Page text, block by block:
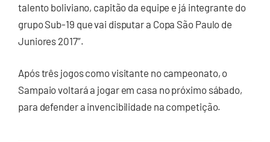
talento boliviano, capitão da equipe e já integrante do
grupo Sub-19 que vai disputar a Copa São Paulo de
Juniores 2017”.
Após três jogos como visitante no campeonato, o
Sampaio voltará a jogar em casa no próximo sábado,
para defender a invencibilidade na competição.